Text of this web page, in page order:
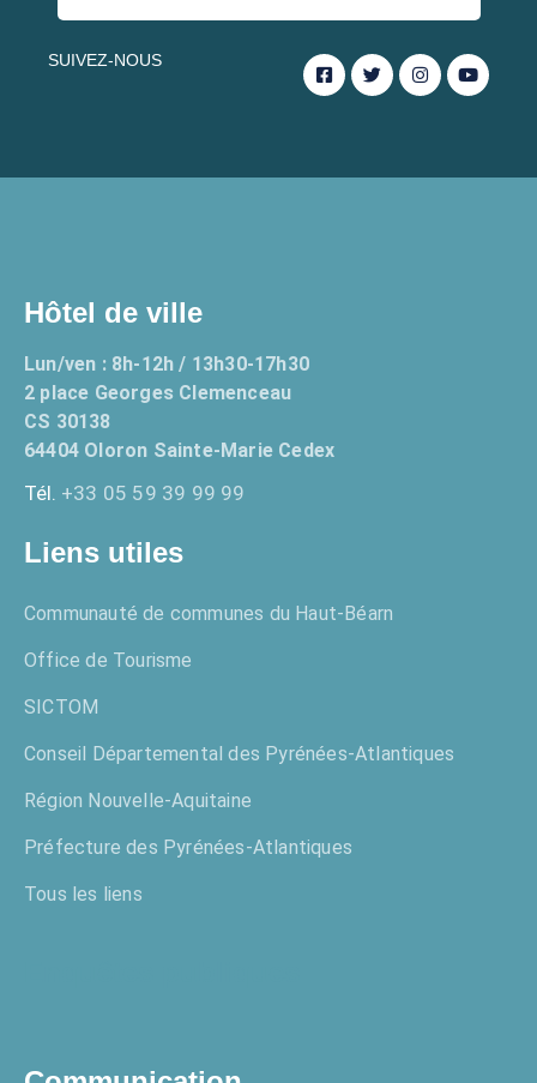
SUIVEZ-NOUS
Hôtel de ville
Lun/ven : 8h-12h / 13h30-17h30
2 place Georges Clemenceau
CS 30138
64404 Oloron Sainte-Marie Cedex
Tél. +33 05 59 39 99 99
Liens utiles
Communauté de communes du Haut-Béarn
Office de Tourisme
SICTOM
Conseil Départemental des Pyrénées-Atlantiques
Région Nouvelle-Aquitaine
Préfecture des Pyrénées-Atlantiques
Tous les liens